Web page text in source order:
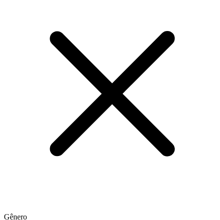
Gênero